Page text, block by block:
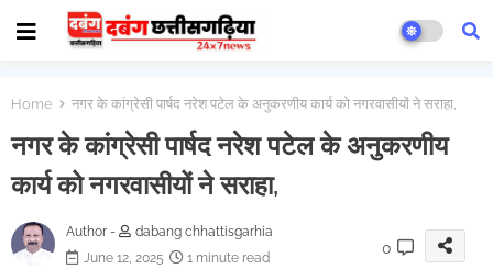
Home नगर के कांग्रेसी पार्षद नरेश पटेल के अनुकरणीय कार्य को नगरवासीयों ने सराहा,
नगर के कांग्रेसी पार्षद नरेश पटेल के अनुकरणीय
कार्य को नगरवासीयों ने सराहा,
Author -
dabang chhattisgarhia
June 12, 2025
1 minute read
0